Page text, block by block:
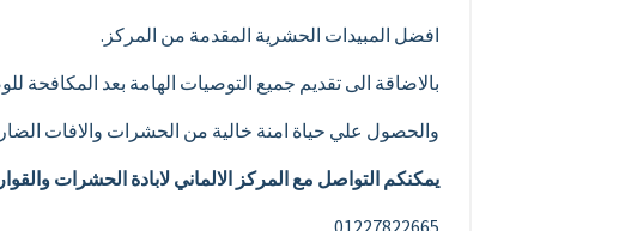
افضل المبيدات الحشرية المقدمة من المركز.
بالاضاقة الى تقديم جميع التوصيات الهامة بعد المكافحة
والحصول علي حياة امنة خالية من الحشرات والافات
يمكنكم التواصل مع المركز الالماني لابادة الحشرات
01227822665